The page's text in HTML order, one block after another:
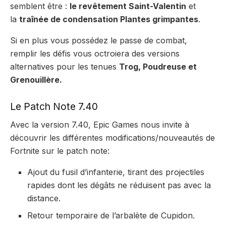
semblent être : le revêtement Saint-Valentin et
la traînée de condensation Plantes grimpantes.
Si en plus vous possédez le passe de combat,
remplir les défis vous octroiera des versions
alternatives pour les tenues Trog, Poudreuse et
Grenouillère.
Le Patch Note 7.40
Avec la version 7.40, Epic Games nous invite à
découvrir les différentes modifications/nouveautés de
Fortnite sur le patch note:
Ajout du fusil d’infanterie, tirant des projectiles
rapides dont les dégâts ne réduisent pas avec la
distance.
Retour temporaire de l’arbalète de Cupidon.